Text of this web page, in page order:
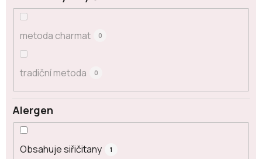
metoda charmat 0
tradiční metoda 0
Alergen
Obsahuje siřičitany 1